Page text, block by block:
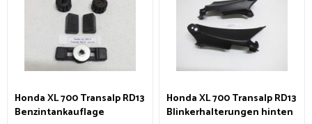
Honda XL 700 Transalp RD13
Benzintankauflage
Honda XL 700 Transalp RD13
Blinkerhalterungen hinten